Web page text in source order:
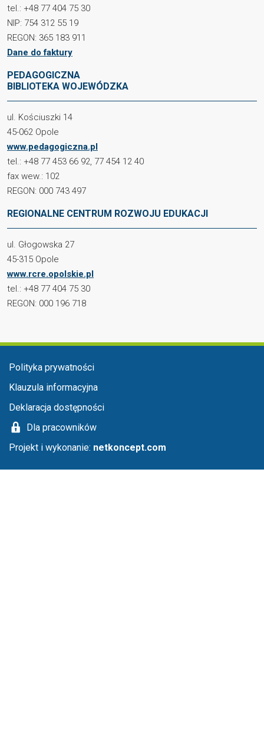
tel.: +48 77 404 75 30
NIP: 754 312 55 19
REGON: 365 183 911
Dane do faktury
PEDAGOGICZNA
BIBLIOTEKA WOJEWÓDZKA
ul. Kościuszki 14
45-062 Opole
www.pedagogiczna.pl
tel.: +48 77 453 66 92, 77 454 12 40
fax wew.: 102
REGON: 000 743 497
REGIONALNE CENTRUM ROZWOJU EDUKACJI
ul. Głogowska 27
45-315 Opole
www.rcre.opolskie.pl
tel.: +48 77 404 75 30
REGON: 000 196 718
Menu stopka
Polityka prywatności
Klauzula informacyjna
Deklaracja dostępności
Dla pracowników
Projekt i wykonanie: netkoncept.com